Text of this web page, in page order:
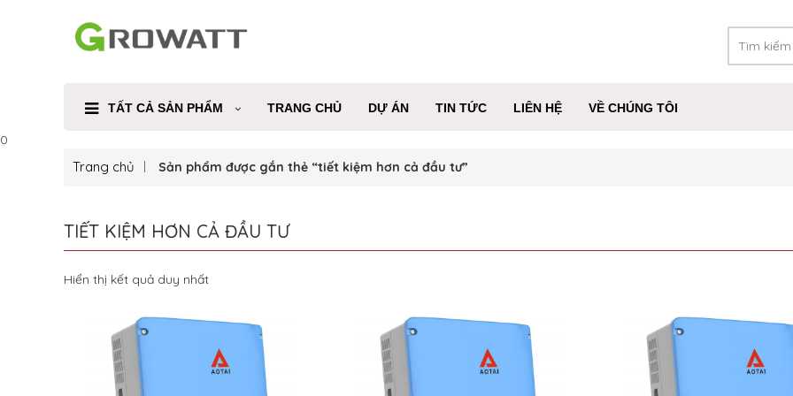
TẤT CẢ SẢN PHẨM TRANG CHỦ DỰ ÁN TIN TỨC LIÊN HỆ VỀ CHÚNG TÔI
0
Trang chủ Sản phẩm được gắn thẻ “tiết kiệm hơn cả đầu tư”
TIẾT KIỆM HƠN CẢ ĐẦU TƯ
Hiển thị kết quả duy nhất